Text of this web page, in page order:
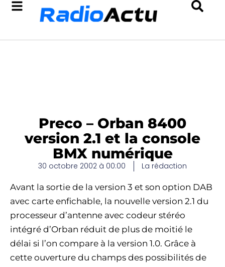
Preco – Orban 8400
version 2.1 et la console
BMX numérique
30 octobre 2002 à 00:00 La rédaction
Avant la sortie de la version 3 et son option DAB
avec carte enfichable, la nouvelle version 2.1 du
processeur d’antenne avec codeur stéréo
intégré d’Orban réduit de plus de moitié le
délai si l’on compare à la version 1.0. Grâce à
cette ouverture du champs des possibilités de